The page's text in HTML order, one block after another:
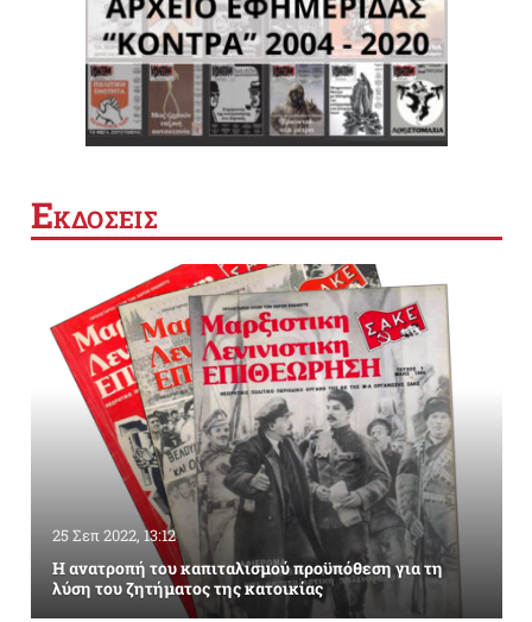
ΕΚΔΟΣΕΙΣ
25 Σεπ 2022, 13:12
Η ανατροπή του καπιταλισμού προϋπόθεση για τη
λύση του ζητήματος της κατοικίας